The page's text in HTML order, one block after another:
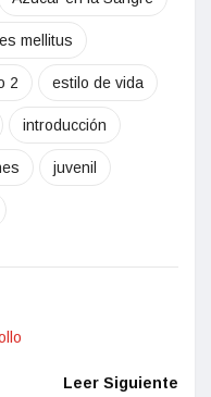
mellitus
2 estilo de vida
introducción
juvenil
Leer Siguiente